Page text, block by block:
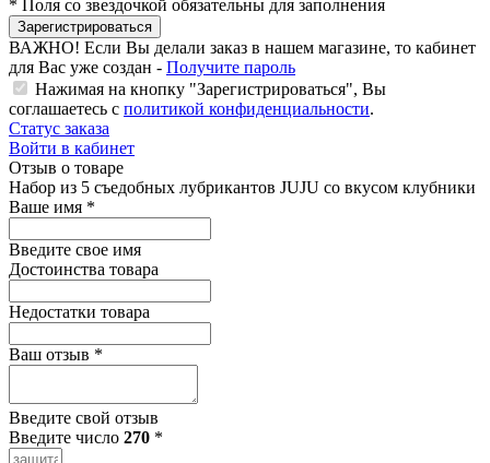
* Поля со звездочкой обязательны для заполнения
Зарегистрироваться
ВАЖНО! Если Вы делали заказ в нашем магазине, то кабинет
для Вас уже создан - Получите пароль
Нажимая на кнопку "Зарегистрироваться", Вы
соглашаетесь с политикой конфиденциальности.
Статус заказа
Войти в кабинет
Отзыв о товаре
Набор из 5 съедобных лубрикантов JUJU со вкусом клубники
Ваше имя *
Введите свое имя
Достоинства товара
Недостатки товара
Ваш отзыв *
Введите свой отзыв
Введите число 270 *